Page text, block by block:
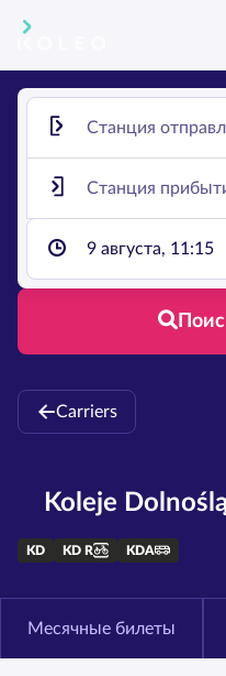
9 августа, 11:15
Carriers
Koleje
KD KD R KDA
Месячные билеты